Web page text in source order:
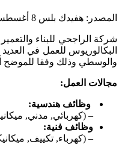
المصدر: هفيدك بلس 8 أغسطس، 2023
شركة الراجحي للبناء
البكالوريوس للعمل في
والوسطي وذلك وفقا للموضح
مجالات العمل:
وظائف هندسية:
– (كهربائي, مدني,
وظائف فنية:
– (كهرباء, تكييف,